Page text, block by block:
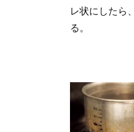
レ状にしたら
る。